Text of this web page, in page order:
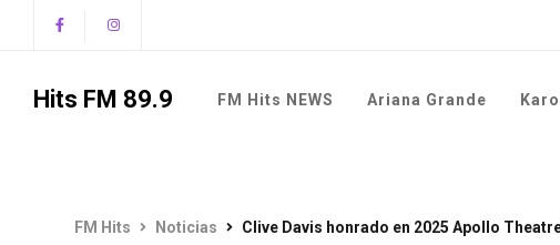
Hits FM 89.9 FM Hits NEWS Ariana Grande
FM Hits Noticias Clive Davis honrado en 2025 Apollo